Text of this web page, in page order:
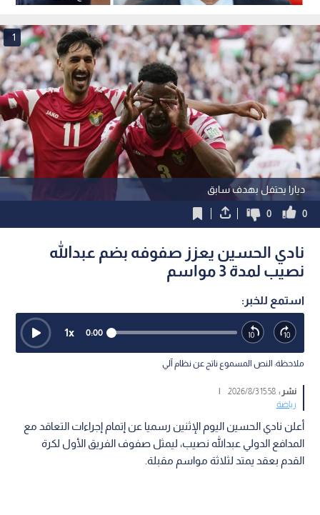
ديارا يحتفل بهدف سابق
1
0
0
نادي الحسين يعزز صفوفه بضم عبدالله
نصيب لمدة 3 مواسم
استمع للخبر:
0:00
1x
ملاحظة: النص المسموع ناتج عن نظام آلي
نشر :15:58 2026/8/3
|
رياضة
أعلن نادي الحسين اليوم الإثنين رسميا عن إتمام إجراءات التعاقد مع
المدافع الدولي عبدالله نصيب، ليمثل صفوف الفريق الأول لكرة
القدم بعقد يمتد لثلاثة مواسم مقبلة.